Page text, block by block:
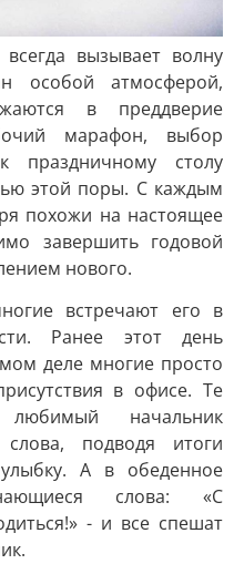
вызывает волну
особой атмосферой,
в преддверие
марафон, выбор
праздничному столу
этой поры. С каждым
похожи на настоящее
завершить годовой
нового.
встречают его в
Ранее этот день
деле многие просто
в офисе. Те
начальник
слова, подводя итоги
А в обеденное
слова: «С
- и все спешат